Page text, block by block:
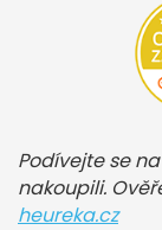
Podívejte se
nakoupili.
heureka.cz